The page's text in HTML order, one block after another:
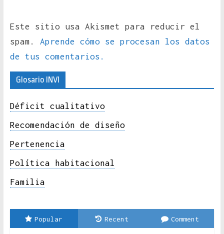
Este sitio usa Akismet para reducir el
spam. Aprende cómo se procesan los datos
de tus comentarios.
Glosario INVI
Déficit cualitativo
Recomendación de diseño
Pertenencia
Política habitacional
Familia
Popular Recent Comment